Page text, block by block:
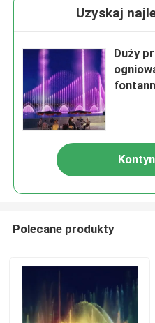
Uzyskaj
Duży
Polecane produkty